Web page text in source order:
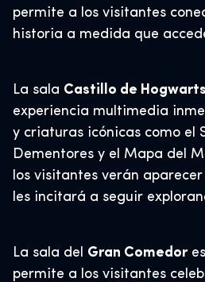
permite a los visitantes
historia a medida que
La sala Castillo de Hogwarts
experiencia multimedia
y criaturas icónicas como el
Dementores y el Mapa del
los visitantes verán
les incitará a seguir
La sala del Gran Comedor
permite a los visitantes